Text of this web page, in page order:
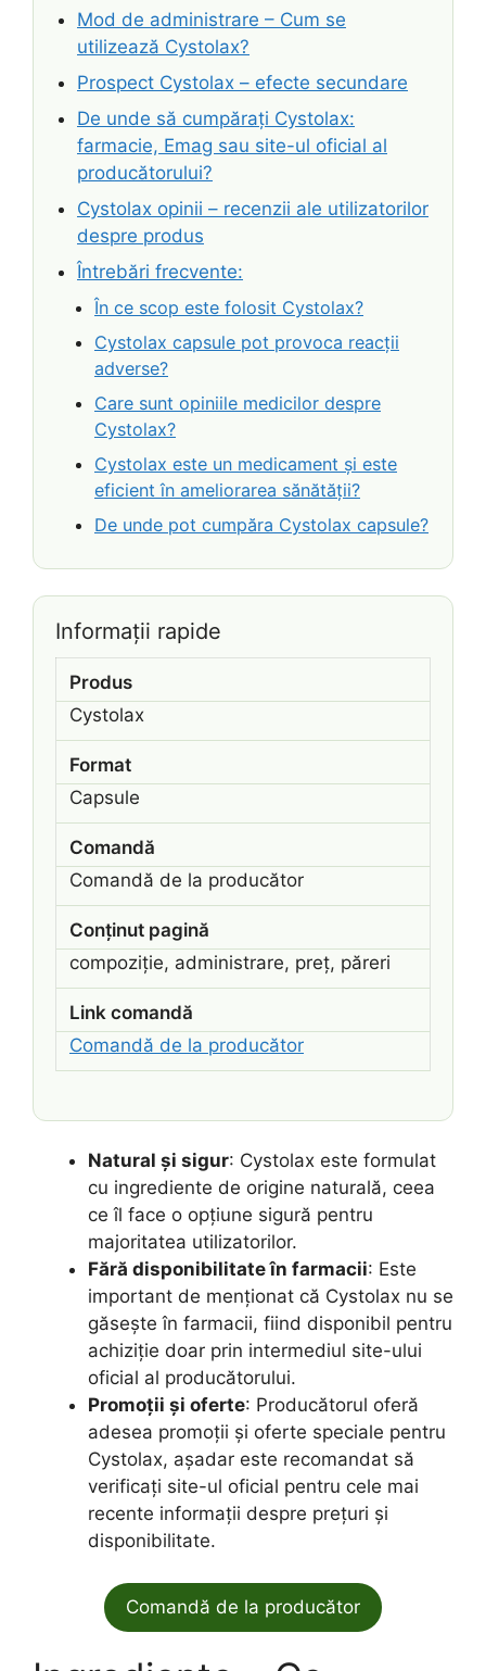
Mod de administrare – Cum se
utilizează Cystolax?
Prospect Cystolax – efecte secundare
De unde să cumpărați Cystolax:
farmacie, Emag sau site-ul oficial al
producătorului?
Cystolax opinii – recenzii ale utilizatorilor
despre produs
Întrebări frecvente:
În ce scop este folosit Cystolax?
Cystolax capsule pot provoca reacții
adverse?
Care sunt opiniile medicilor despre
Cystolax?
Cystolax este un medicament și este
eficient în ameliorarea sănătății?
De unde pot cumpăra Cystolax capsule?
Informații rapide
Produs
Cystolax
Format
Capsule
Comandă
Comandă de la producător
Conținut pagină
compoziție, administrare, preț, păreri
Link comandă
Comandă de la producător
Natural și sigur: Cystolax este formulat
cu ingrediente de origine naturală, ceea
ce îl face o opțiune sigură pentru
majoritatea utilizatorilor.
Fără disponibilitate în farmacii: Este
important de menționat că Cystolax nu se
găsește în farmacii, fiind disponibil pentru
achiziție doar prin intermediul site-ului
oficial al producătorului.
Promoții și oferte: Producătorul oferă
adesea promoții și oferte speciale pentru
Cystolax, așadar este recomandat să
verificați site-ul oficial pentru cele mai
recente informații despre prețuri și
disponibilitate.
Comandă de la producător